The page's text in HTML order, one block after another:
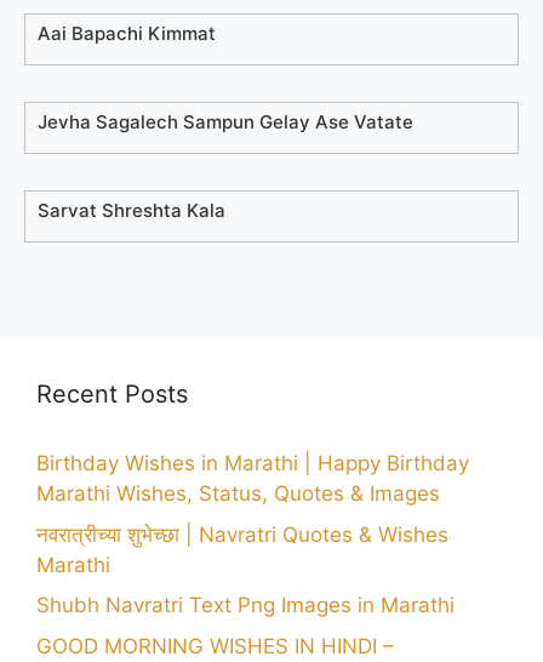
Aai Bapachi Kimmat
Jevha Sagalech Sampun Gelay Ase Vatate
Sarvat Shreshta Kala
Recent Posts
Birthday Wishes in Marathi | Happy Birthday
Marathi Wishes, Status, Quotes & Images
नवरात्रीच्या शुभेच्छा | Navratri Quotes & Wishes
Marathi
Shubh Navratri Text Png Images in Marathi
GOOD MORNING WISHES IN HINDI –